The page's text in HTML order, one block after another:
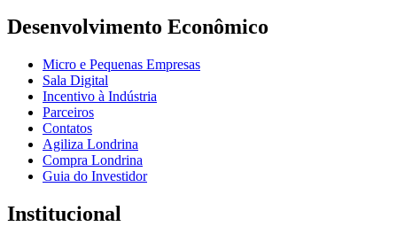
Desenvolvimento Econômico
Micro e Pequenas Empresas
Sala Digital
Incentivo à Indústria
Parceiros
Contatos
Agiliza Londrina
Compra Londrina
Guia do Investidor
Institucional